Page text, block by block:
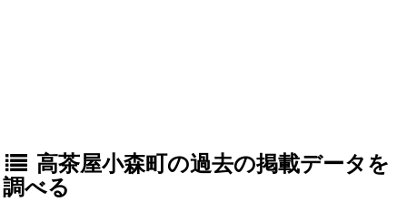
高茶屋小森町の過去の掲載データを
調べる